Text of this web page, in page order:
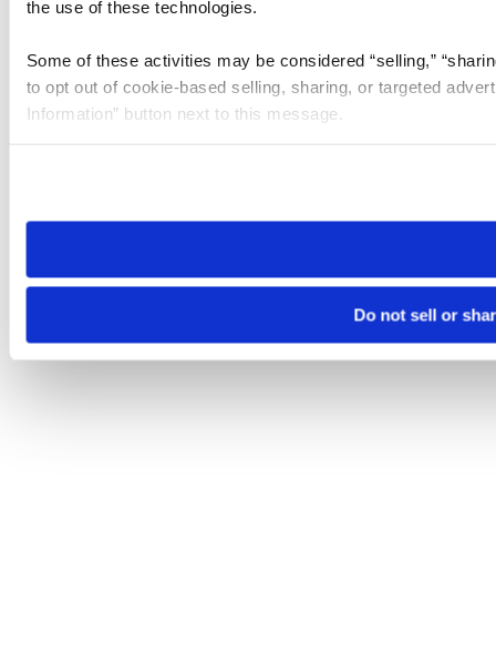
the use of these technologies.
Some of these activities may be considered “selling,”
to opt out of cookie-based selling, sharing, or targeted
Information” button next to this message.
need to be set again.
Do not sell or